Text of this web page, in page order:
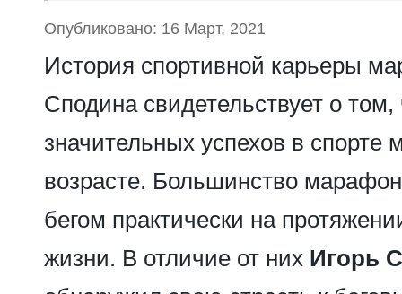
Опубликовано: 16 Март, 2021
История спортивной карьеры
Сподина свидетельствует о том,
значительных успехов в
возрасте. Большинство
бегом практически на
жизни. В отличие от них Игорь